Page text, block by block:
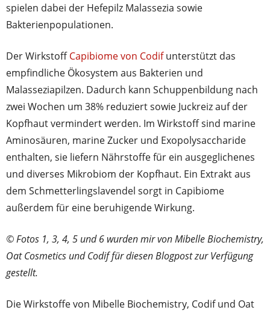
spielen dabei der Hefepilz Malassezia sowie
Bakterienpopulationen.
Der WirkstoffCapibiome von Codifunterstützt das
empfindliche Ökosystem aus Bakterien und
Malasseziapilzen. Dadurch kann Schuppenbildung nach
zwei Wochen um 38% reduziert sowie Juckreiz auf der
Kopfhaut vermindert werden. Im Wirkstoff sind marine
Aminosäuren, marine Zucker und Exopolysaccharide
enthalten, sie liefern Nährstoffe für ein ausgeglichenes
und diverses Mikrobiom der Kopfhaut. Ein Extrakt aus
dem Schmetterlingslavendel sorgt in Capibiome
außerdem für eine beruhigende Wirkung.
© Fotos 1, 3, 4, 5 und 6 wurden mir von Mibelle Biochemistry,
Oat Cosmetics und Codif für diesen Blogpost zur Verfügung
gestellt.
Die Wirkstoffe von Mibelle Biochemistry, Codif und Oat